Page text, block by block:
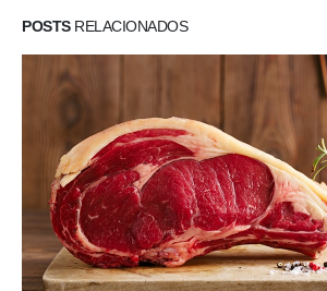
POSTSRELACIONADOS